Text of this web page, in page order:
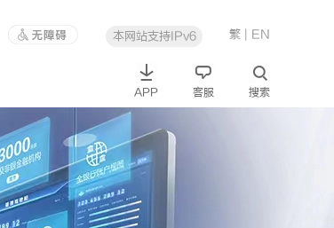
本网站支持IPv6 繁 | EN
APP 客服 搜索